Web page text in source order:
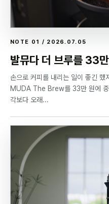
NOTE 01 / 2026.07.05
발뮤다 더 브루를 33
손으로 커피를 내리는 일이 좋긴
MUDA The Brew를 33만 원에 중
각보다 오래...